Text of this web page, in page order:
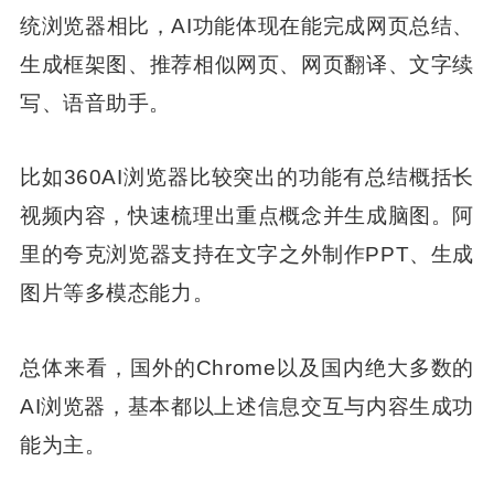
统浏览器相比，AI功能体现在能完成网页总结、
生成框架图、推荐相似网页、网页翻译、文字续
写、语音助手。
比如360AI浏览器比较突出的功能有总结概括长
视频内容，快速梳理出重点概念并生成脑图。阿
里的夸克浏览器支持在文字之外制作PPT、生成
图片等多模态能力。
总体来看，国外的Chrome以及国内绝大多数的
AI浏览器，基本都以上述信息交互与内容生成功
能为主。